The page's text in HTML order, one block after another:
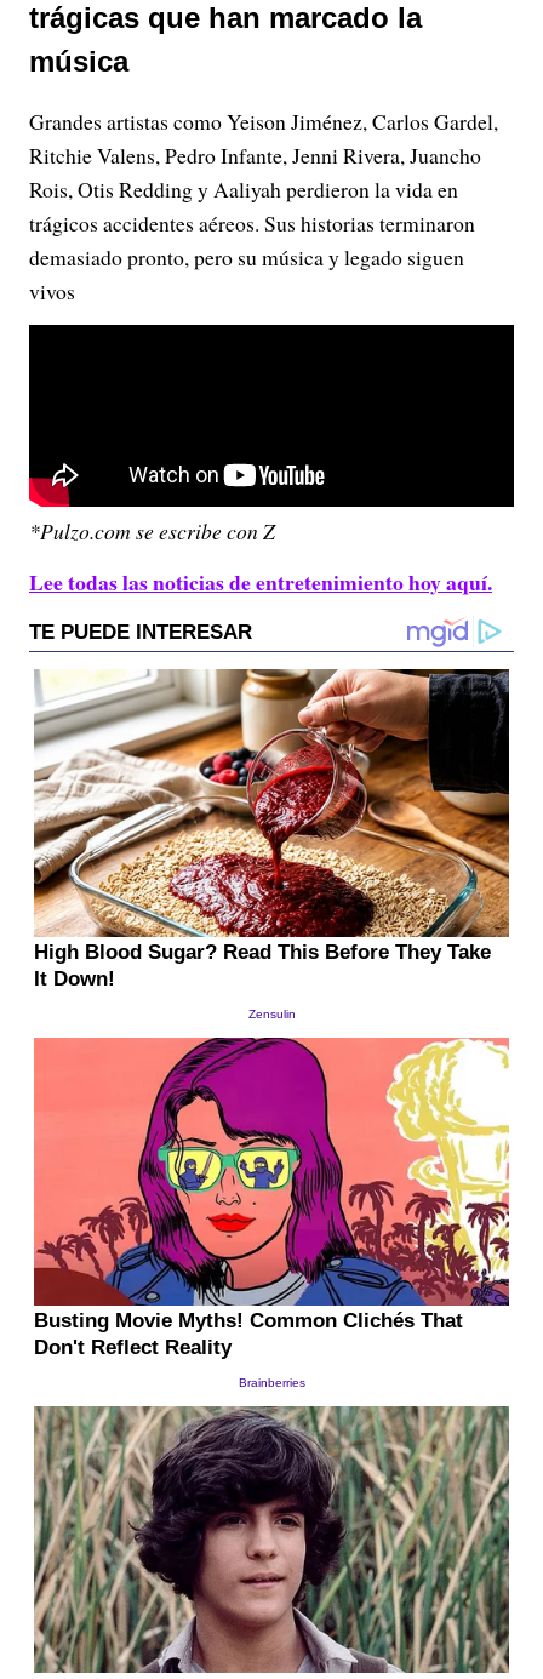
trágicas que han marcado la
música
Grandes artistas como Yeison Jiménez, Carlos Gardel,
Ritchie Valens, Pedro Infante, Jenni Rivera, Juancho
Rois, Otis Redding y Aaliyah perdieron la vida en
trágicos accidentes aéreos. Sus historias terminaron
demasiado pronto, pero su música y legado siguen
vivos
*Pulzo.com se escribe con Z
Lee todas las noticias de entretenimiento hoy aquí.